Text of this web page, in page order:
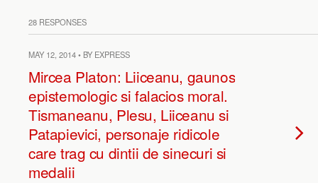
28 RESPONSES
MAY 12, 2014 • BY EXPRESS
Mircea Platon: Liiceanu, gaunos
epistemologic si falacios moral.
Tismaneanu, Plesu, Liiceanu si
Patapievici, personaje ridicole
care trag cu dintii de sinecuri si
medalii